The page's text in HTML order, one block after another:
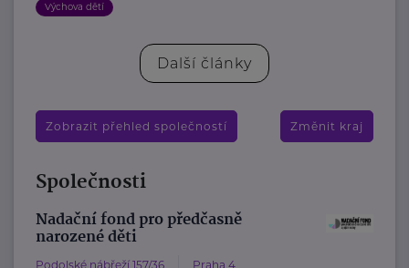
Výchova dětí
Další články
Zobrazit přehled společností Změnit kraj
Společnosti
Nadační fond pro předčasně
narozené děti
Podolské nábřeží 157/36 Praha 4